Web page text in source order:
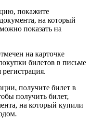
покажите
на который
показать на
на карточке
билетов в письме
получите билет в
получить билет,
на который купили